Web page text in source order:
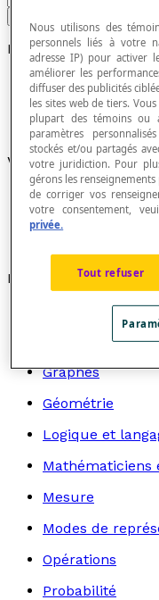
Inégalité
Voir aussi :
Relation
Recherche par thème
Arithmétique
Graphes
Géométrie
Logique et
Mathématiciens
Mesure
Modes de
Opérations
Probabilité
Nous utilisons des
personnels liés à votre
adresse IP) pour activer
améliorer les
diffuser des publicités
les sites web de tiers.
plupart des témoins ou
paramètres
stockés et/ou partagés
votre juridiction. Pour
gérons les
de corriger vos
votre consentement,
privée.
Tout refuser